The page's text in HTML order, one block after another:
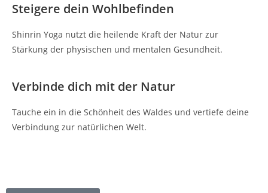
Steigere dein Wohlbefinden
Shinrin Yoga nutzt die heilende Kraft der Natur zur
Stärkung der physischen und mentalen Gesundheit.
Verbinde dich mit der Natur
Tauche ein in die Schönheit des Waldes und vertiefe deine
Verbindung zur natürlichen Welt.